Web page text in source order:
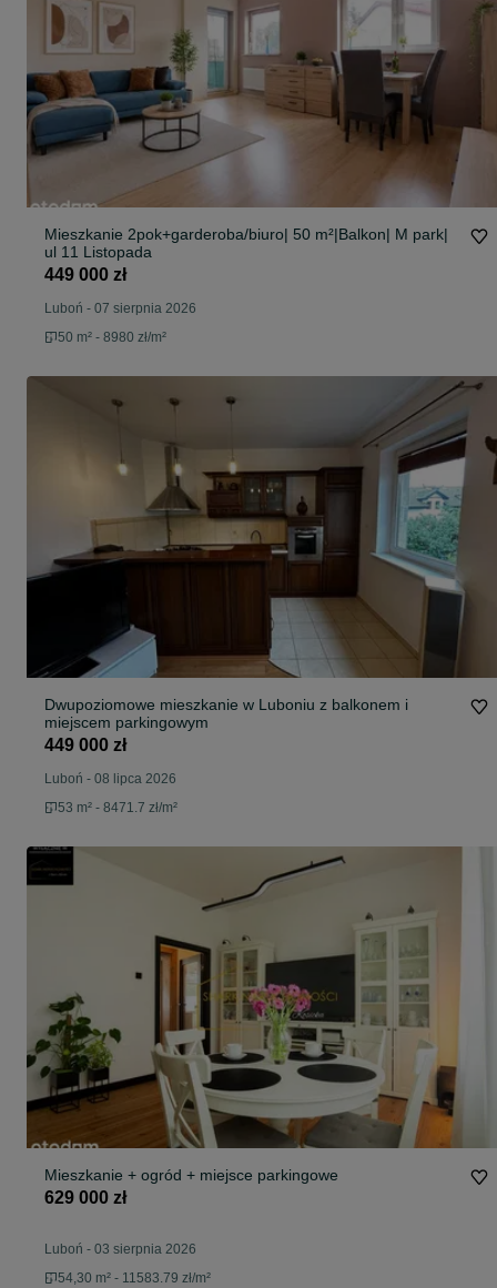
Mieszkanie 2pok+garderoba/biuro| 50 m²|Balkon| M park|
ul 11 Listopada
449 000 zł
Luboń - 07 sierpnia 2026
50 m² - 8980 zł/m²
Dwupoziomowe mieszkanie w Luboniu z balkonem i
miejscem parkingowym
449 000 zł
Luboń - 08 lipca 2026
53 m² - 8471.7 zł/m²
Mieszkanie + ogród + miejsce parkingowe
629 000 zł
Luboń - 03 sierpnia 2026
54,30 m² - 11583.79 zł/m²